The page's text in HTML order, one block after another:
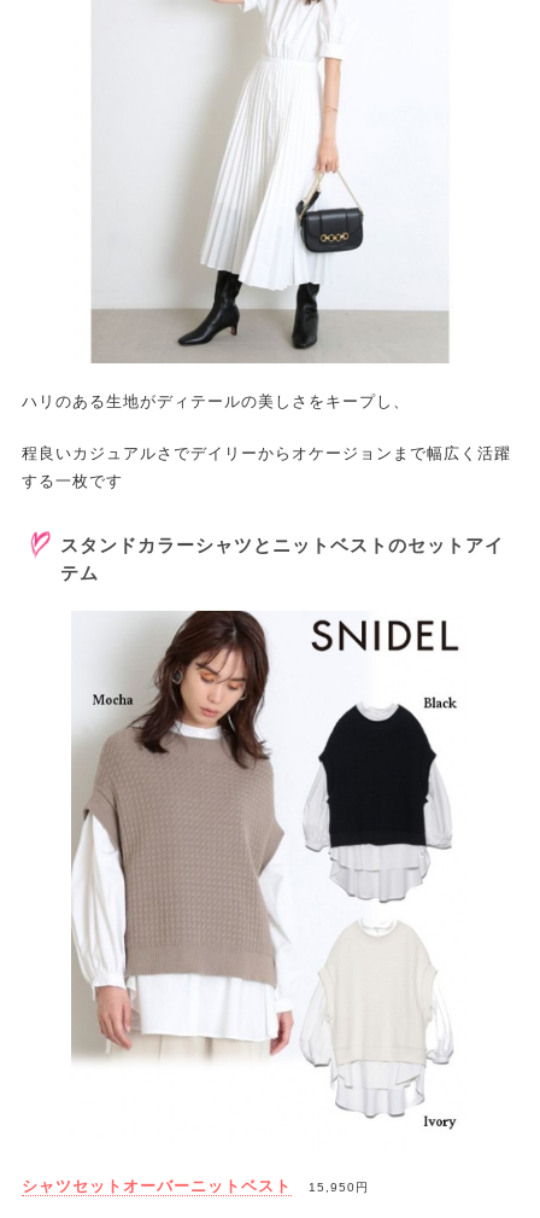
ハリのある生地がディテールの美しさをキープし、
程良いカジュアルさでデイリーからオケージョンまで幅広く活躍
する一枚です
スタンドカラーシャツとニットベストのセットアイ
テム
シャツセットオーバーニットベスト 15,950円